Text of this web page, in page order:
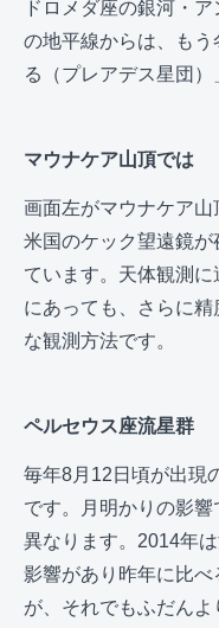
ドロメダ座の銀河・
の地平線からは、も
る（プレアデス星団）
マウナケア山頂では
画面左がマウナケア
米国のケック望遠鏡が
ています。天体観測
にあっても、さらに
な観測方法です。
ペルセウス座流星群
毎年8月12日頃が出現
です。月明かりの影
異なります。2014年
影響があり昨年に比
が、それでもふだん